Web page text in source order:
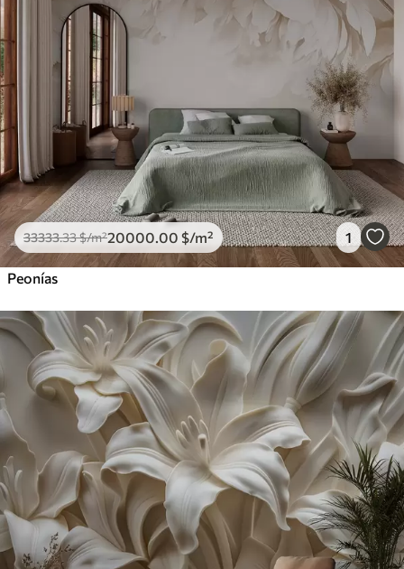
33333.33$/m²20000 .00 $/m² 1
Peonías